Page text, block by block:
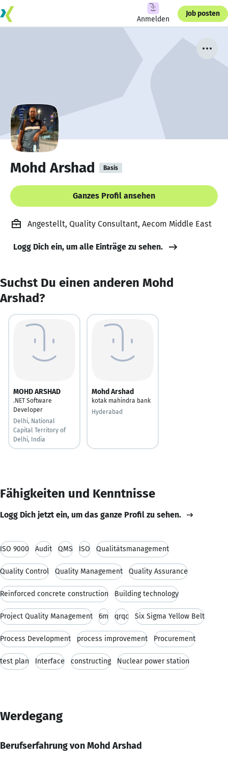
Anmelden
Job posten
Mohd Arshad Basis
Ganzes Profil ansehen
Angestellt, Quality Consultant, Aecom Middle East
Logg Dich ein, um alle Einträge zu sehen.
Suchst Du einen anderen Mohd
Arshad?
MOHD ARSHAD
.NET Software
Developer
Delhi, National
Capital Territory of
Delhi, India
Mohd Arshad
kotak mahindra bank
Hyderabad
Fähigkeiten und Kenntnisse
Logg Dich jetzt ein, um das ganze Profil zu sehen.
ISO 9000 Audit QMS ISO Qualitätsmanagement
Quality Control Quality Management Quality Assurance
Reinforced concrete construction Building technology
Project Quality Management 6m qrqc Six Sigma Yellow Belt
Process Development process improvement Procurement
test plan Interface constructing Nuclear power station
Werdegang
Berufserfahrung von Mohd Arshad